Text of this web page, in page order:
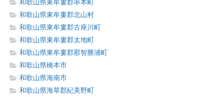
和歌山県東牟婁郡串本町
和歌山県東牟婁郡北山村
和歌山県東牟婁郡古座川町
和歌山県東牟婁郡太地町
和歌山県東牟婁郡那智勝浦町
和歌山県橋本市
和歌山県海南市
和歌山県海草郡紀美野町